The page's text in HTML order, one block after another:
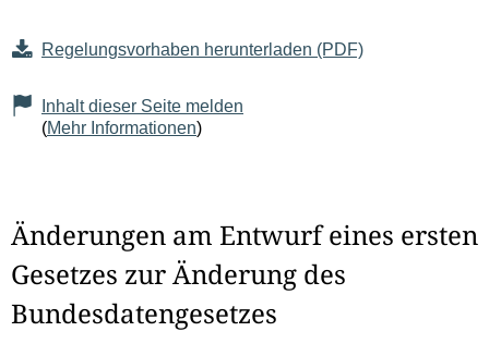
Regelungsvorhaben herunterladen (PDF)
Inhalt dieser Seite melden
(Mehr Informationen)
Änderungen am Entwurf eines ersten
Gesetzes zur Änderung des
Bundesdatengesetzes